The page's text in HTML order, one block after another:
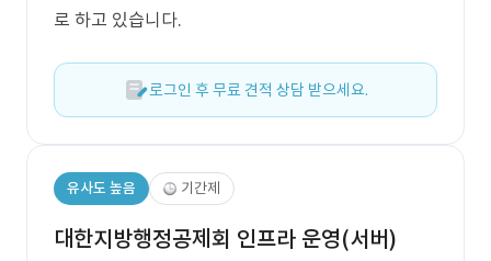
로 하고 있습니다.
로그인 후 무료 견적 상담 받으세요.
유사도 높음 기간제
대한지방행정공제회 인프라 운영(서버)